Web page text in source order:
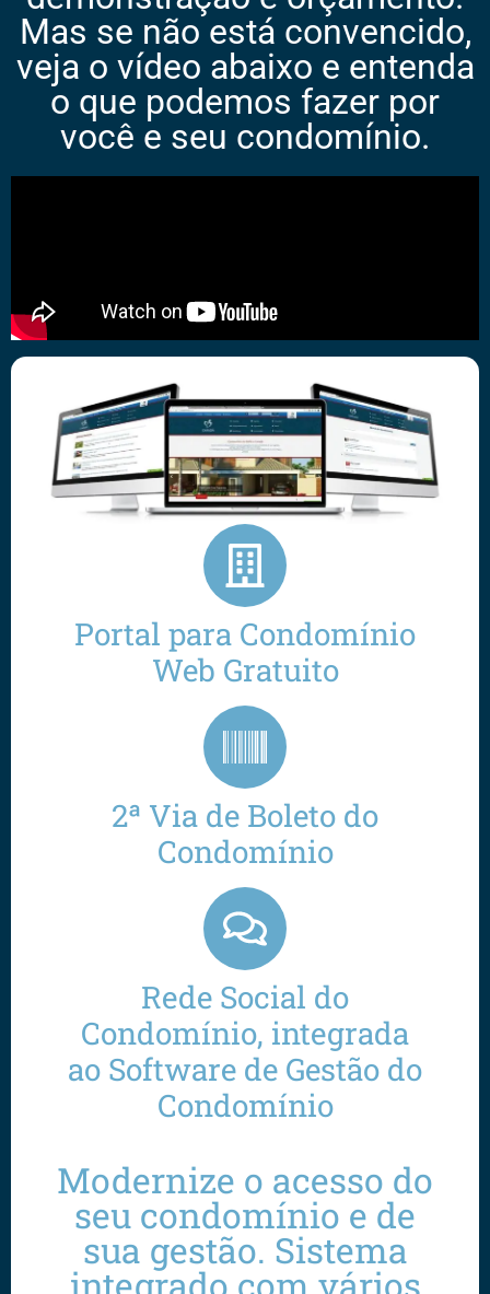
Mas se não está convencido,
veja o vídeo abaixo e entenda
o que podemos fazer por
você e seu condomínio.
Portal para Condomínio
Web Gratuito
2ª Via de Boleto do
Condomínio
Rede Social do
Condomínio, integrada
ao Software de Gestão do
Condomínio
Modernize o acesso do
seu condomínio e de
sua gestão. Sistema
integrado com vários